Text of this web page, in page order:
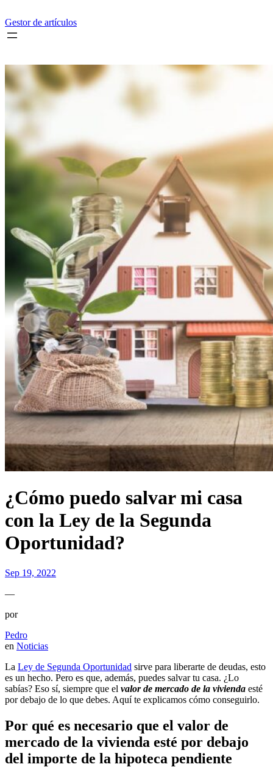
al
contenido
Gestor de artículos
¿Cómo puedo salvar mi casa
con la Ley de la Segunda
Oportunidad?
Sep 19, 2022
—
por
Pedro
en Noticias
La Ley de Segunda Oportunidad sirve para liberarte de deudas, esto
es un hecho. Pero es que, además, puedes salvar tu casa. ¿Lo
sabías? Eso sí, siempre que el valor de mercado de la vivienda esté
por debajo de lo que debes. Aquí te explicamos cómo conseguirlo.
Por qué es necesario que el valor de
mercado de la vivienda esté por debajo
del importe de la hipoteca pendiente